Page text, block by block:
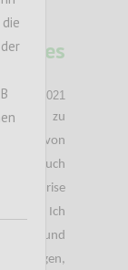
des
2021
nur zu
von
auch
jede Krise
Ich
und
bestätigen,